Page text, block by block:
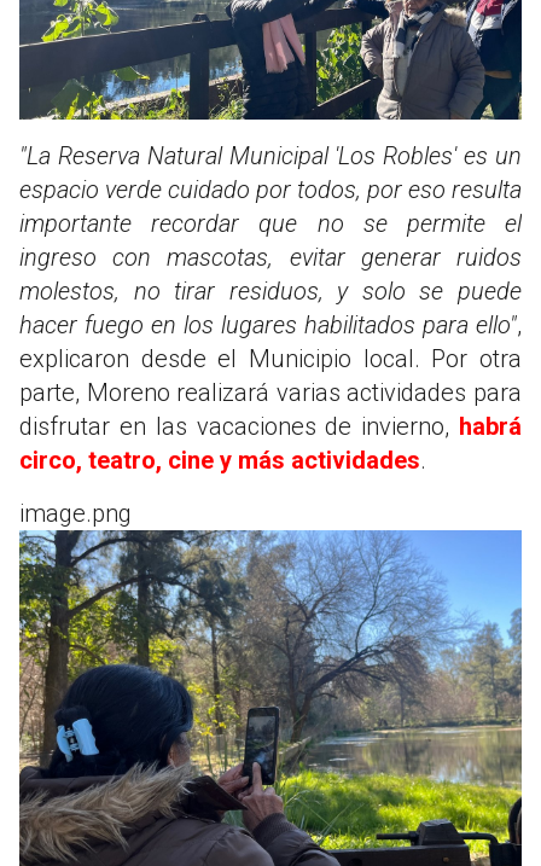
"La Reserva Natural Municipal 'Los Robles' es un
espacio verde cuidado por todos, por eso resulta
importante recordar que no se permite el
ingreso con mascotas, evitar generar ruidos
molestos, no tirar residuos, y solo se puede
hacer fuego en los lugares habilitados para ello",
explicaron desde el Municipio local. Por otra
parte, Moreno realizará varias actividades para
disfrutar en las vacaciones de invierno, habrá
circo, teatro, cine y más actividades.
image.png